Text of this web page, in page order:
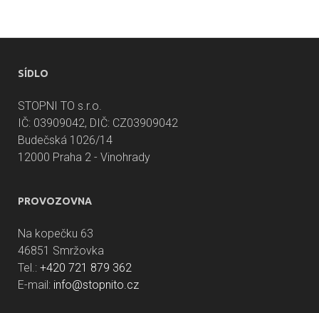
SÍDLO
STOPNI TO s.r.o.
IČ: 03909042, DIČ: CZ03909042
Budečská 1026/14
12000 Praha 2 - Vinohrady
PROVOZOVNA
Na kopečku 63
46851 Smržovka
Tel.: +420 721 879 362
E-mail: info@stopnito.cz